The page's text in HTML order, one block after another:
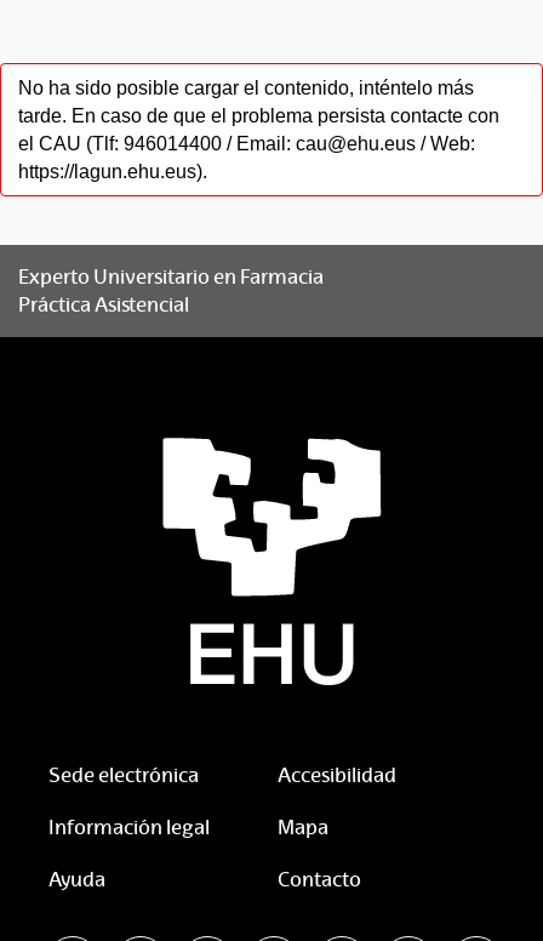
No ha sido posible cargar el contenido, inténtelo más
tarde. En caso de que el problema persista contacte con
el CAU (Tlf: 946014400 / Email: cau@ehu.eus / Web:
https://lagun.ehu.eus).
Experto Universitario en Farmacia
Práctica Asistencial
Sede electrónica Accesibilidad
Información legal Mapa
Ayuda Contacto